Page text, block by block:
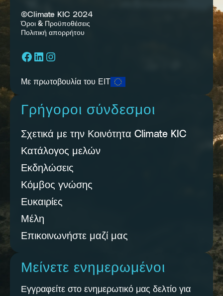
©Climate KIC 2024
Όροι & Προϋποθέσεις
Πολιτική απορρήτου
Facebook
LinkedIn
Instagram
Με πρωτοβουλία του ΕΙΤ
Γρήγοροι σύνδεσμοι
Σχετικά με την Κοινότητα Climate KIC
Κατάλογος μελών
Εκδηλώσεις
Κόμβος γνώσης
Ευκαιρίες
Μέλη
Επικοινωνήστε μαζί μας
Μείνετε ενημερωμένοι
Εγγραφείτε στο ενημερωτικό μας δελτίο για